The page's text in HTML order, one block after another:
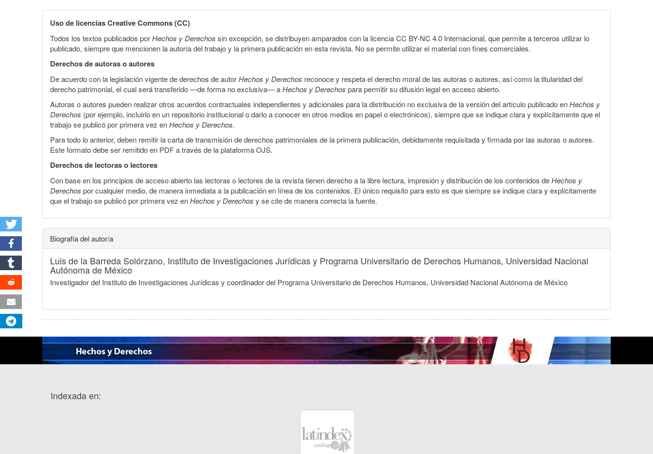
Uso de licencias Creative Commons (CC)
Todos los textos publicados porHechos y Derechos sin excepción, se distribuyen amparados con la licencia CC BY-NC 4.0 Internacional, que permite a terceros utilizar lo
publicado, siempre que mencionen la autoría del trabajo y la primera publicación en esta revista. No se permite utilizar el material con fines comerciales.
Derechos de autoras o autores
De acuerdo con la legislación vigente de derechos de autorHechos y Derechos reconoce y respeta el derecho moral de las autoras o autores, así como la titularidad del
derecho patrimonial, el cual será transferido —de forma no exclusiva— aHechos y Derechos para permitir su difusión legal en acceso abierto.
Autoras o autores pueden realizar otros acuerdos contractuales independientes y adicionales para la distribución no exclusiva de la versión del artículo publicado enHechos y
Derechos (por ejemplo, incluirlo en un repositorio institucional o darlo a conocer en otros medios en papel o electrónicos), siempre que se indique clara y explícitamente que el
trabajo se publicó por primera vez enHechos y Derechos.
Para todo lo anterior, deben remitir la carta de transmisión de derechos patrimoniales de la primera publicación, debidamente requisitada y firmada por las autoras o autores.
Este formato debe ser remitido en PDF a través de la plataforma OJS.
Derechos de lectoras o lectores
Con base en los principios de acceso abierto las lectoras o lectores de la revista tienen derecho a la libre lectura, impresión y distribución de los contenidos deHechos y
Derechos por cualquier medio, de manera inmediata a la publicación en línea de los contenidos. El único requisito para esto es que siempre se indique clara y explícitamente
que el trabajo se publicó por primera vez enHechos y Derechos y se cite de manera correcta la fuente.
Biografía del autor/a
Luis de la Barreda Solórzano, Instituto de Investigaciones Jurídicas y Programa Universitario de Derechos Humanos, Universidad Nacional
Autónoma de México
Investigador del Instituto de Investigaciones Jurídicas y coordinador del Programa Universitario de Derechos Humanos, Universidad Nacional Autónoma de México
Indexada en: